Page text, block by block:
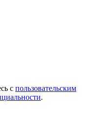
с пользовательским
.